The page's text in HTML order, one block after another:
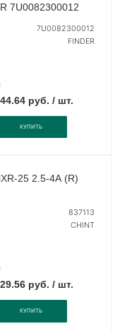
7U0082300012
7U0082300012
FINDER
руб. / шт.
КУПИТЬ
25 2.5-4А (R)
837113
CHINT
руб. / шт.
КУПИТЬ